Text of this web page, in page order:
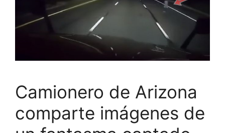
Camionero de Arizona
comparte imágenes de